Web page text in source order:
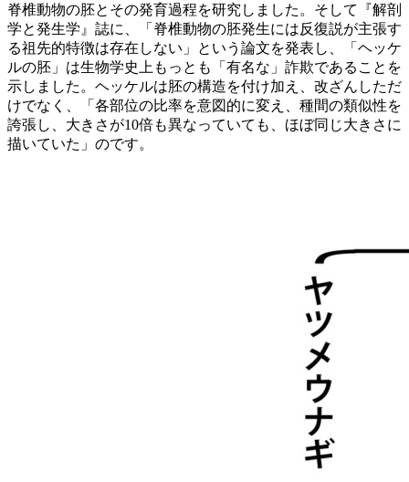
脊椎動物の胚とその発育過程を研究しました。そして『解剖
学と発生学』誌に、「脊椎動物の胚発生には反復説が主張す
る祖先的特徴は存在しない」という論文を発表し、「ヘッケ
ルの胚」は生物学史上もっとも「有名な」詐欺であることを
示しました。ヘッケルは胚の構造を付け加え、改ざんしただ
けでなく、「各部位の比率を意図的に変え、種間の類似性を
誇張し、大きさが10倍も異なっていても、ほぼ同じ大きさに
描いていた」のです。